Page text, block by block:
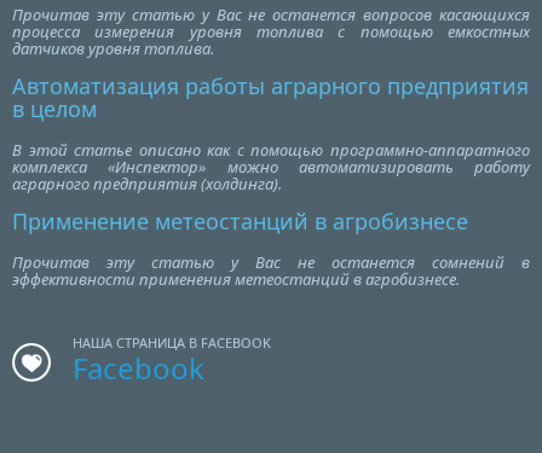
Прочитав эту статью у Вас не останется вопросов касающихся
процесса измерения уровня топлива с помощью емкостных
датчиков уровня топлива.
Автоматизация работы аграрного предприятия
в целом
В этой статье описано как с помощью программно-аппаратного
комплекса «Инспектор» можно автоматизировать работу
аграрного предприятия (холдинга).
Применение метеостанций в агробизнесе
Прочитав эту статью у Вас не останется сомнений в
эффективности применения метеостанций в агробизнесе.
НАША СТРАНИЦА В FACEBOOK
Facebook